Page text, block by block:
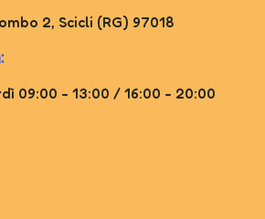
2, Scicli (RG) 97018
09:00 - 13:00 / 16:00 - 20:00